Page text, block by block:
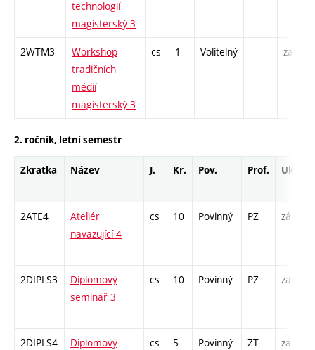
technologií
magisterský 3
2WTM3
Workshop
tradičních
médií
magisterský 3
cs 1 Volitelný - zá
2. ročník, letní semestr
Zkratka Název J. Kr. Pov. Prof. Uk.
2ATE4
Ateliér
navazující 4
cs 10 Povinný PZ zá
2DIPLS3
Diplomový
seminář 3
cs 10 Povinný PZ zá
2DIPLS4
Diplomový
cs 5 Povinný ZT zá